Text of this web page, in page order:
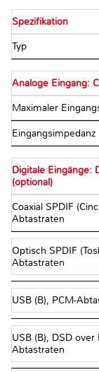
Spezifikation
Typ
Analoge Eingang:
Maximaler
Eingangsimpedanz
Digitale Eingänge:
(optional)
Coaxial SPDIF
Abtastraten
Optisch SPDIF
Abtastraten
USB (B), PCM-
USB (B), DSD over
Abtastraten